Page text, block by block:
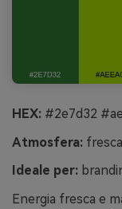
HEX: #2e7d32
Atmosfera:
Ideale per:
Energia fresca e